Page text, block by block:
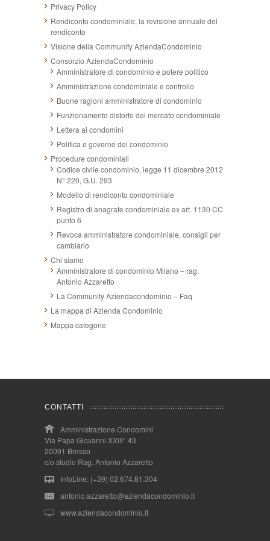
Privacy Policy
Rendiconto condominiale, la revisione annuale del
rendiconto
Visione della Community AziendaCondominio
Consorzio AziendaCondominio
Amministratore di condominio e potere politico
Amministrazione condominiale e controllo
Buone ragioni amministratore di condominio
Funzionamento distorto del mercato condominiale
Lettera ai condomini
Politica e governo del condominio
Procedure condominiali
Codice civile condominio, legge 11 dicembre 2012
N° 220, G.U. 293
Modello di rendiconto condominiale
Registro di anagrafe condominiale ex art. 1130 CC
punto 6
Revoca amministratore condominiale, consigli per
cambiarlo
Chi siamo
Amministratore di condominio Milano – rag.
Antonio Azzaretto
La Community Aziendacondominio – Faq
La mappa di Azienda Condominio
Mappa categorie
CONTATTI
Amministrazione Condomini
Via Papa Giovanni XXIII° 43
20091 Bresso
c/o studio Rag. Antonio Azzaretto
InfoLine: (+39) 02.674.81.304
antonio.azzaretto@aziendacondominio.it
www.aziendacondominio.it